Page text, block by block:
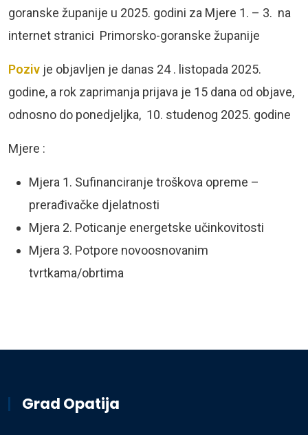
goranske županije u 2025. godini za Mjere 1. – 3. na
internet stranici Primorsko-goranske županije
Poziv je objavljen je danas 24 . listopada 2025.
godine, a rok zaprimanja prijava je 15 dana od objave,
odnosno do ponedjeljka, 10. studenog 2025. godine
Mjere :
Mjera 1. Sufinanciranje troškova opreme –
prerađivačke djelatnosti
Mjera 2. Poticanje energetske učinkovitosti
Mjera 3. Potpore novoosnovanim
tvrtkama/obrtima
Grad Opatija